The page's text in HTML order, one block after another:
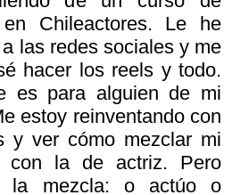
Chileactores. Le he
las redes sociales y me
hacer los reels y todo.
es para alguien de mi
estoy reinventando con
y ver cómo mezclar mi
con la de actriz. Pero
la mezcla: o actúo o